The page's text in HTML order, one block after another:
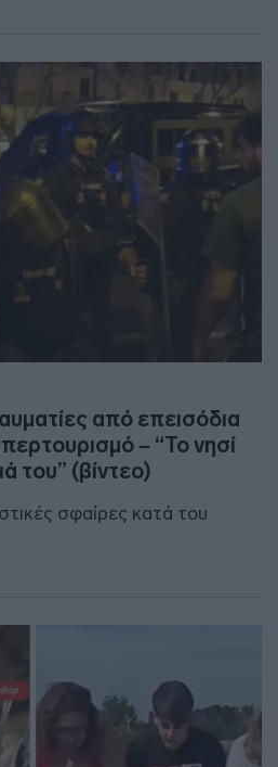
από επεισόδια
– “Το νησί
του” (βίντεο)
σφαίρες κατά του